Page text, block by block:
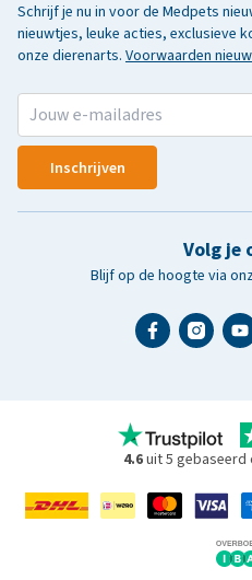
Schrijf je nu in voor de Medpets
nieuwtjes, leuke acties, exclusieve
onze dierenarts. Voorwaarden
Inschrijven
Volg je
Blijf op de hoogte via
4.6uit 5 gebaseerd